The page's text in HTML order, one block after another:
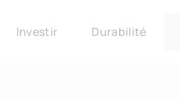
Investir Durabilité